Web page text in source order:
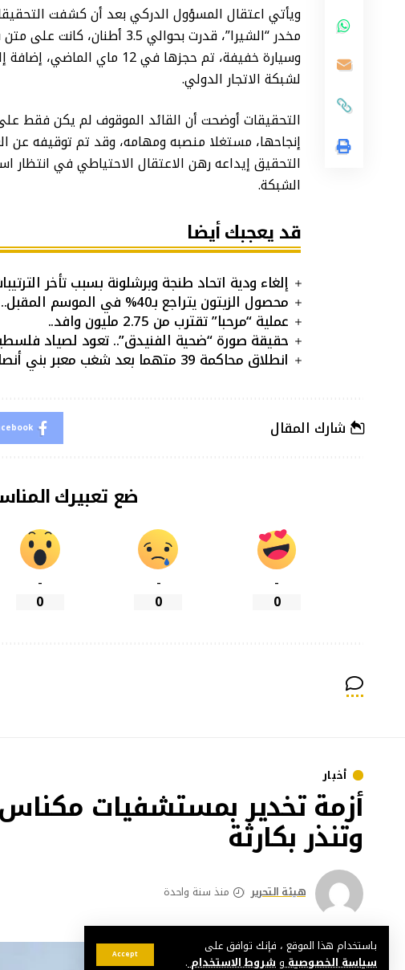
باستخدام هذا الموقع ، فإنك توافق على
سياسة الخصوصيةو شروط الاستخدام.
Accept
ويأتي اعتقال المسؤول الدركي بعد أن كشفت
مخدر “الشيرا”، قدرت بحوالي
وسيارة خفيفة، تم حجزها في
لشبكة الاتجار الدولي.
التحقيقات أوضحت أن القائد الموقوف لم يكن فقط
إنجاحها، مستغلا منصبه ومهامه، وقد تم توقيفه عن
التحقيق إيداعه رهن الاعتقال الاحتياطي في
الشبكة.
قد يعجبك أيضا
إلغاء ودية اتحاد طنجة وبرشلونة بسبب تأخر
محصول الزيتون يتراجع بـ40% في الموسم المقبل.. هل ترتفع الأسعار؟
عملية “مرحبا” تقترب من 2.75 مليون وافد..
حقيقة صورة “ضحية الفنيدق”.. تعود لصياد
انطلاق محاكمة 39 متهما بعد شغب معبر بني أنصار
شارك المقال
ضع تعبيرك
-
0
-
0
-
0
أخبار
أزمة تخدير بمستشفيات مكناس
وتنذر بكارثة
هيئة التحرير منذ سنة واحدة